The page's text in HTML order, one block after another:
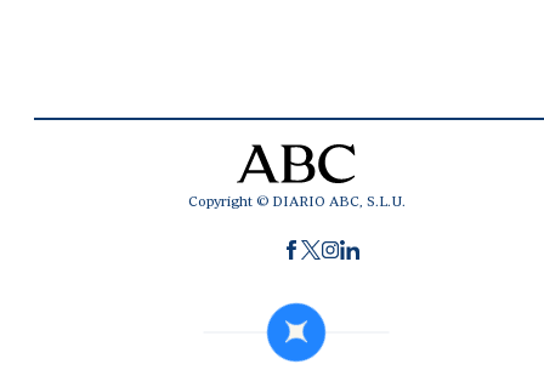
Copyright © DIARIO ABC, S.L.U.